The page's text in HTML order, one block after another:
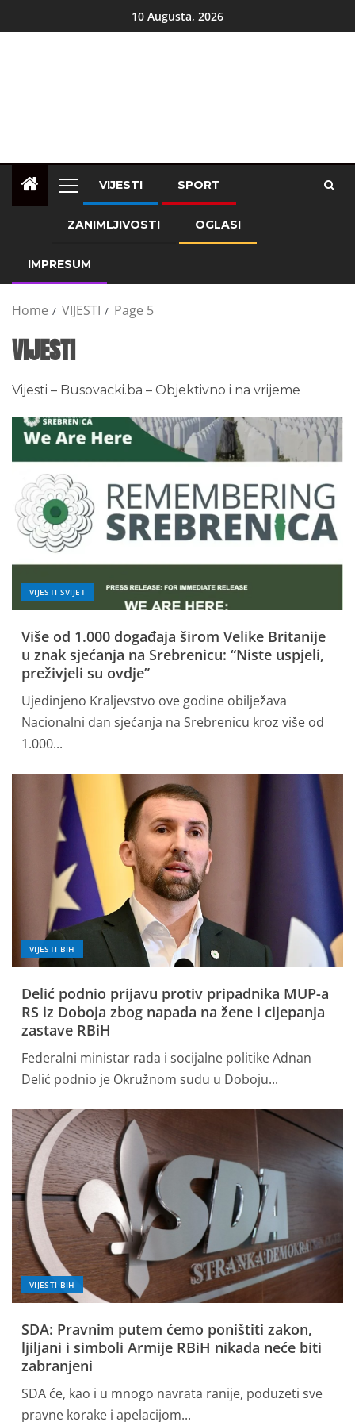
10 Augusta, 2026
VIJESTI SPORT
ZANIMLJIVOSTI OGLASI
IMPRESUM
Home VIJESTI Page 5
VIJESTI
Vijesti – Busovacki.ba – Objektivno i na vrijeme
VIJESTI SVIJET
Više od 1.000 događaja širom Velike Britanije
u znak sjećanja na Srebrenicu: “Niste uspjeli,
preživjeli su ovdje”
Ujedinjeno Kraljevstvo ove godine obilježava
Nacionalni dan sjećanja na Srebrenicu kroz više od
1.000...
VIJESTI BIH
Delić podnio prijavu protiv pripadnika MUP-a
RS iz Doboja zbog napada na žene i cijepanja
zastave RBiH
Federalni ministar rada i socijalne politike Adnan
Delić podnio je Okružnom sudu u Doboju...
VIJESTI BIH
SDA: Pravnim putem ćemo poništiti zakon,
ljiljani i simboli Armije RBiH nikada neće biti
zabranjeni
SDA će, kao i u mnogo navrata ranije, poduzeti sve
pravne korake i apelacijom...